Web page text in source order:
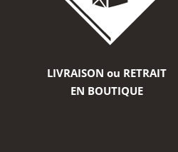
LIVRAISON ou RETRAIT
EN BOUTIQUE